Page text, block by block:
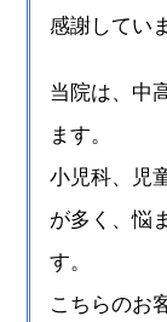
感謝してい
当院は、中
ます。
小児科、児
が多く、悩
す。
こちらのお